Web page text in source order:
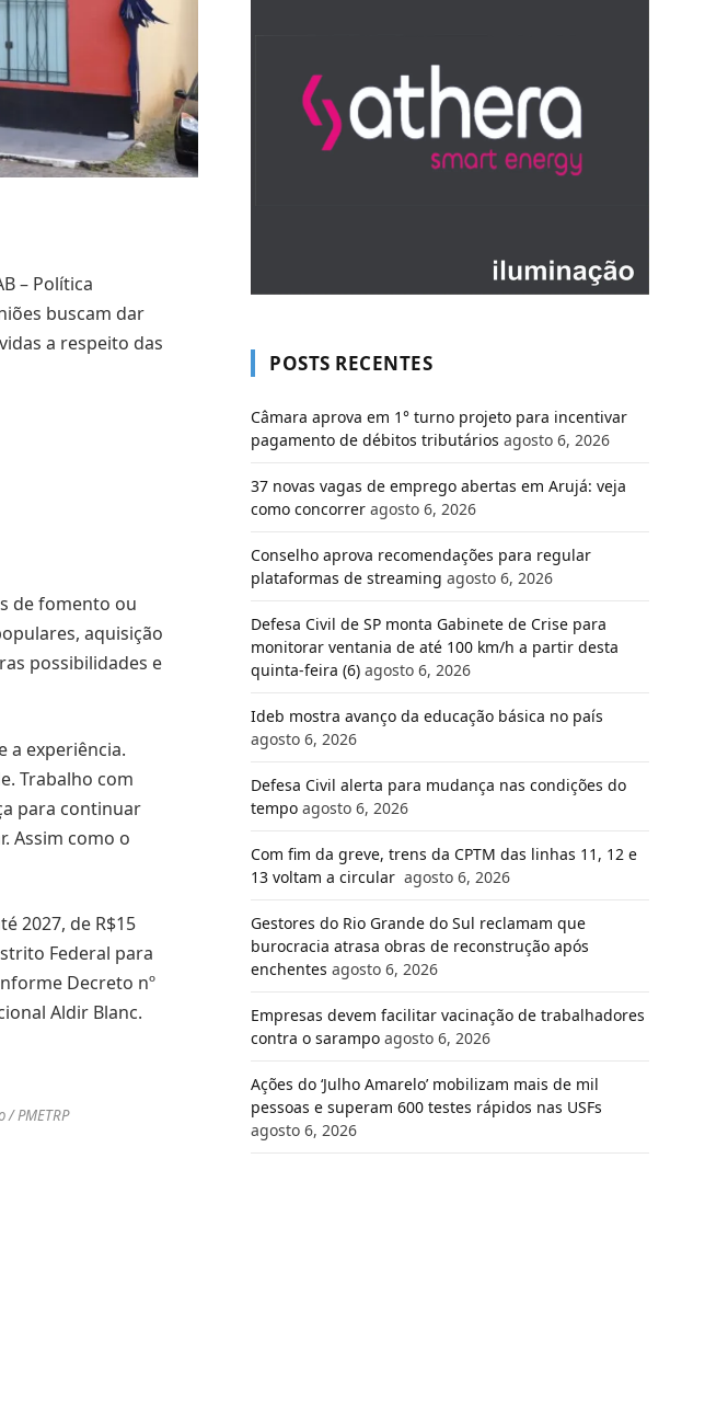
– Política
buscam dar
a respeito das
de fomento ou
aquisição
possibilidades e
a experiência.
Trabalho com
para continuar
Assim como o
2027, de R$15
Federal para
Decreto nº
Aldir Blanc.
PMETRP
POSTS RECENTES
Câmara aprova em 1° turno projeto para incentivar
pagamento de débitos tributários agosto 6, 2026
37 novas vagas de emprego abertas em Arujá: veja
como concorrer agosto 6, 2026
Conselho aprova recomendações para regular
plataformas de streaming agosto 6, 2026
Defesa Civil de SP monta Gabinete de Crise para
monitorar ventania de até 100 km/h a partir desta
quinta-feira (6) agosto 6, 2026
Ideb mostra avanço da educação básica no país
agosto 6, 2026
Defesa Civil alerta para mudança nas condições do
tempo agosto 6, 2026
Com fim da greve, trens da CPTM das linhas 11, 12 e
13 voltam a circular agosto 6, 2026
Gestores do Rio Grande do Sul reclamam que
burocracia atrasa obras de reconstrução após
enchentes agosto 6, 2026
Empresas devem facilitar vacinação de trabalhadores
contra o sarampo agosto 6, 2026
Ações do ‘Julho Amarelo’ mobilizam mais de mil
pessoas e superam 600 testes rápidos nas USFs
agosto 6, 2026